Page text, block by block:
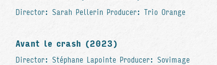
Director: Sarah Pellerin Producer: Trio Orange
Avant le crash (2023)
Director: Stéphane Lapointe Producer: Sovimage